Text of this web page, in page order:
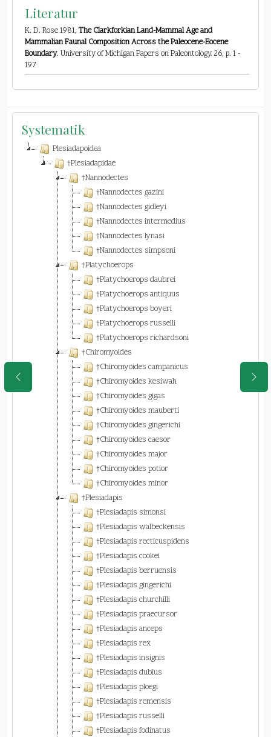
Literatur
K. D. Rose 1981, The Clarkforkian Land-Mammal Age and
Mammalian Faunal Composition Across the Paleocene-Eocene
Boundary. University of Michigan Papers on Paleontology. 26, p. 1 -
197
Systematik
Plesiadapoidea
†Plesiadapidae
†Nannodectes
†Nannodectes gazini
†Nannodectes gidleyi
†Nannodectes intermedius
†Nannodectes lynasi
†Nannodectes simpsoni
†Platychoerops
†Platychoerops daubrei
†Platychoerops antiquus
†Platychoerops boyeri
†Platychoerops russelli
†Platychoerops richardsoni
†Chiromyoides
†Chiromyoides campanicus
†Chiromyoides kesiwah
†Chiromyoides gigas
†Chiromyoides mauberti
†Chiromyoides gingerichi
†Chiromyoides caesor
†Chiromyoides major
†Chiromyoides potior
†Chiromyoides minor
†Plesiadapis
†Plesiadapis simonsi
†Plesiadapis walbeckensis
†Plesiadapis recticuspidens
†Plesiadapis cookei
†Plesiadapis berruensis
†Plesiadapis gingerichi
†Plesiadapis churchilli
†Plesiadapis praecursor
†Plesiadapis anceps
†Plesiadapis rex
†Plesiadapis insignis
†Plesiadapis dubius
†Plesiadapis ploegi
†Plesiadapis remensis
†Plesiadapis russelli
†Plesiadapis fodinatus